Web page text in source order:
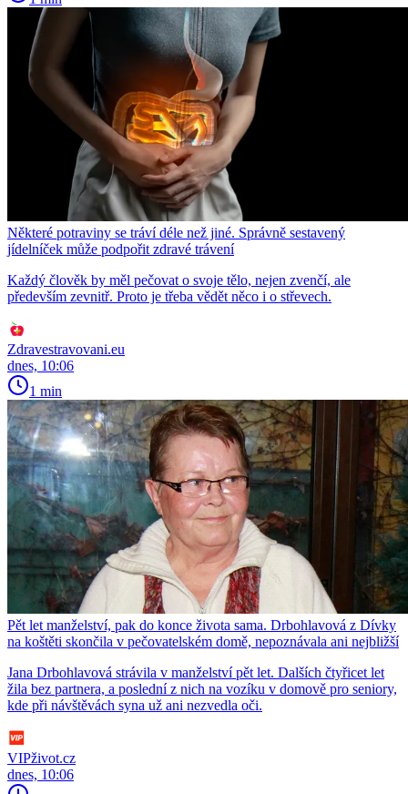
Některé potraviny se tráví déle než jiné. Správně sestavený
jídelníček může podpořit zdravé trávení
Každý člověk by měl pečovat o svoje tělo, nejen zvenčí, ale
především zevnitř. Proto je třeba vědět něco i o střevech.
Zdravestravovani.eu
dnes, 10:06
1 min
Pět let manželství, pak do konce života sama. Drbohlavová z Dívky
na koštěti skončila v pečovatelském domě, nepoznávala ani nejbližší
Jana Drbohlavová strávila v manželství pět let. Dalších čtyřicet let
žila bez partnera, a poslední z nich na vozíku v domově pro seniory,
kde při návštěvách syna už ani nezvedla oči.
VIPživot.cz
dnes, 10:06